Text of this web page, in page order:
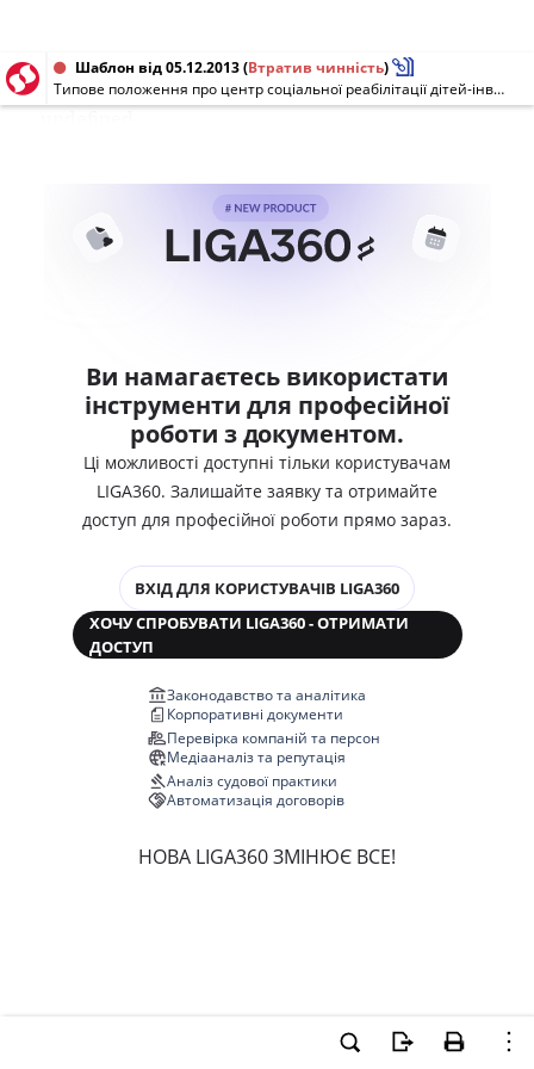
Шаблон від 05.12.2013(Втратив чинність)
Типове положення про центр соціальної реабілітації дітей-інвалідів
Ви намагаєтесь використати
інструменти для професійної
роботи з документом.
Ці можливості доступні тільки користувачам
LIGA360. Залишайте заявку та отримайте
доступ для професійної роботи прямо зараз.
ВХІД ДЛЯ КОРИСТУВАЧІВ LIGA360
ХОЧУ СПРОБУВАТИ LIGA360 - ОТРИМАТИ
ДОСТУП
Законодавство та аналітика
Корпоративні документи
Перевірка компаній та персон
Медіааналіз та репутація
Аналіз судової практики
Автоматизація договорів
НОВА LIGA360 ЗМІНЮЄ ВСЕ!